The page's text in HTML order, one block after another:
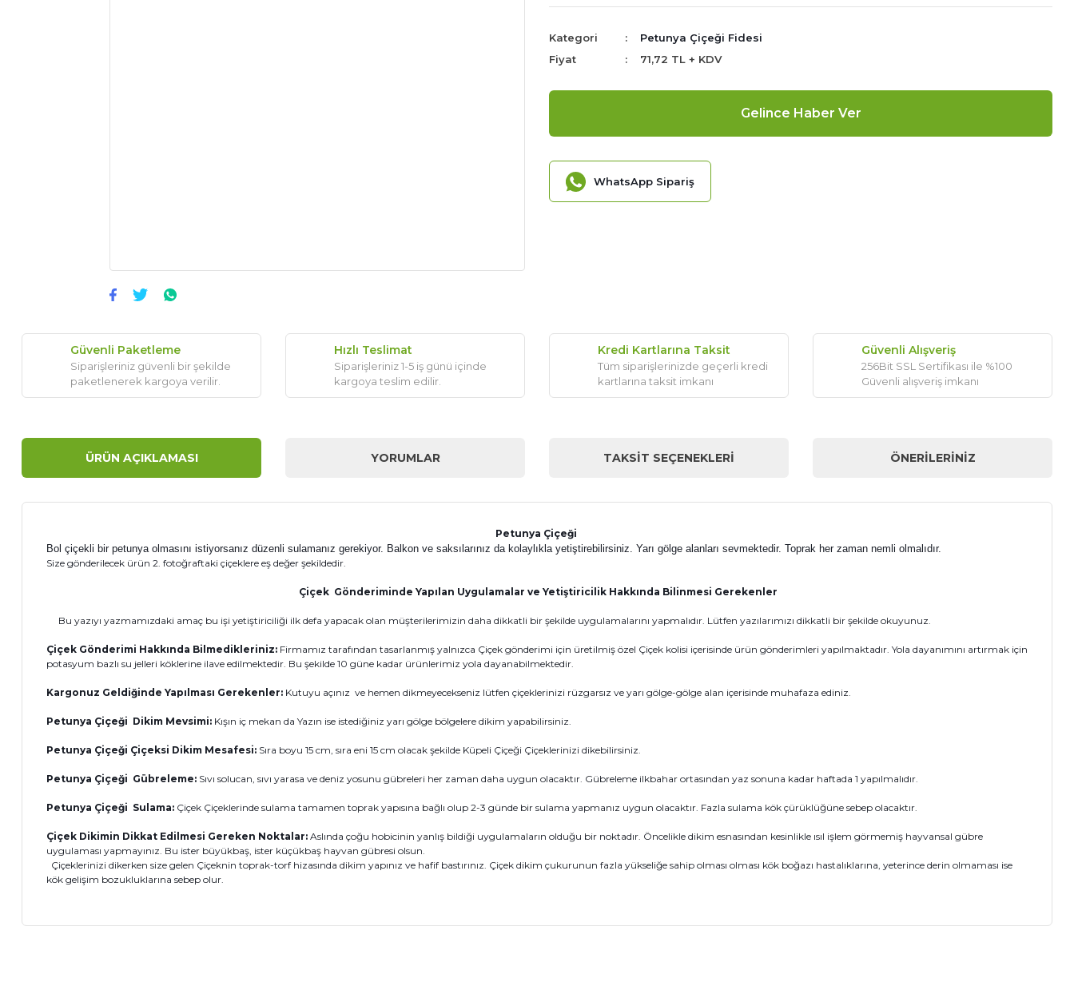
Kategori
Petunya Çiçeği Fidesi
Fiyat
71,72 TL + KDV
Gelince Haber Ver
WhatsApp Sipariş
Güvenli Paketleme
Siparişleriniz güvenli bir şekilde
paketlenerek kargoya verilir.
Hızlı Teslimat
Siparişleriniz 1-5 iş günü içinde
kargoya teslim edilir.
Kredi Kartlarına Taksit
Tüm siparişlerinizde geçerli kredi
kartlarına taksit imkanı
Güvenli Alışveriş
256Bit SSL Sertifikası ile %100
Güvenli alışveriş imkanı
ÜRÜN AÇIKLAMASI YORUMLAR TAKSIT SEÇENEKLERI ÖNERILERINIZ
Petunya Çiçeği
Bol çiçekli bir petunya olmasını istiyorsanız düzenli sulamanız gerekiyor. Balkon ve saksılarınız da kolaylıkla yetiştirebilirsiniz. Yarı gölge alanları sevmektedir. Toprak her zaman nemli olmalıdır.
Size gönderilecek ürün 2. fotoğraftaki çiçeklere eş değer şekildedir.
Çiçek Gönderiminde Yapılan Uygulamalar ve Yetiştiricilik Hakkında Bilinmesi Gerekenler
Bu yazıyı yazmamızdaki amaç bu işi yetiştiriciliği ilk defa yapacak olan müşterilerimizin daha dikkatli bir şekilde uygulamalarını yapmalıdır. Lütfen yazılarımızı dikkatli bir şekilde okuyunuz.
Çiçek Gönderimi Hakkında Bilmedikleriniz: Firmamız tarafından tasarlanmış yalnızca Çiçek gönderimi için üretilmiş özel Çiçek kolisi içerisinde ürün gönderimleri yapılmaktadır. Yola dayanımını artırmak için
potasyum bazlı su jelleri köklerine ilave edilmektedir. Bu şekilde 10 güne kadar ürünlerimiz yola dayanabilmektedir.
Kargonuz Geldiğinde Yapılması Gerekenler: Kutuyu açınız ve hemen dikmeyecekseniz lütfen çiçeklerinizi rüzgarsız ve yarı gölge-gölge alan içerisinde muhafaza ediniz.
Petunya Çiçeği Dikim Mevsimi: Kışın iç mekan da Yazın ise istediğiniz yarı gölge bölgelere dikim yapabilirsiniz.
Petunya Çiçeği Çiçeksi Dikim Mesafesi: Sıra boyu 15 cm, sıra eni 15 cm olacak şekilde Küpeli Çiçeği Çiçeklerinizi dikebilirsiniz.
Petunya Çiçeği Gübreleme: Sıvı solucan, sıvı yarasa ve deniz yosunu gübreleri her zaman daha uygun olacaktır. Gübreleme ilkbahar ortasından yaz sonuna kadar haftada 1 yapılmalıdır.
Petunya Çiçeği Sulama: Çiçek Çiçeklerinde sulama tamamen toprak yapısına bağlı olup 2-3 günde bir sulama yapmanız uygun olacaktır. Fazla sulama kök çürüklüğüne sebep olacaktır.
Çiçek Dikimin Dikkat Edilmesi Gereken Noktalar: Aslında çoğu hobicinin yanlış bildiği uygulamaların olduğu bir noktadır. Öncelikle dikim esnasından kesinlikle ısıl işlem görmemiş hayvansal gübre
uygulaması yapmayınız. Bu ister büyükbaş, ister küçükbaş hayvan gübresi olsun.
Çiçeklerinizi dikerken size gelen Çiçeknin toprak-torf hizasında dikim yapınız ve hafif bastırınız. Çiçek dikim çukurunun fazla yükseliğe sahip olması olması kök boğazı hastalıklarına, yeterince derin olmaması ise
kök gelişim bozukluklarına sebep olur.